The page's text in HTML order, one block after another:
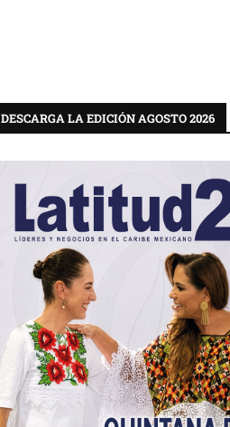
DESCARGA LA EDICIÓN AGOSTO 2026